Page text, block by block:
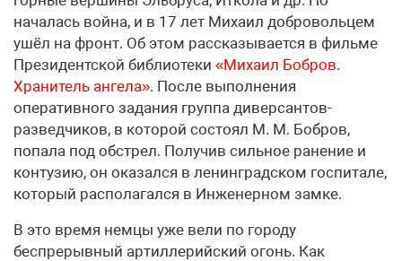
началась война, и в 17 лет Михаил добровольцем
ушёл на фронт. Об этом рассказывается в фильме
Президентской библиотеки «Михаил Бобров.
Хранитель ангела». После выполнения
оперативного задания группа диверсантов-
разведчиков, в которой состоял М. М. Бобров,
попала под обстрел. Получив сильное ранение и
контузию, он оказался в ленинградском госпитале,
который располагался в Инженерном замке.
В это время немцы уже вели по городу
беспрерывный артиллерийский огонь. Как